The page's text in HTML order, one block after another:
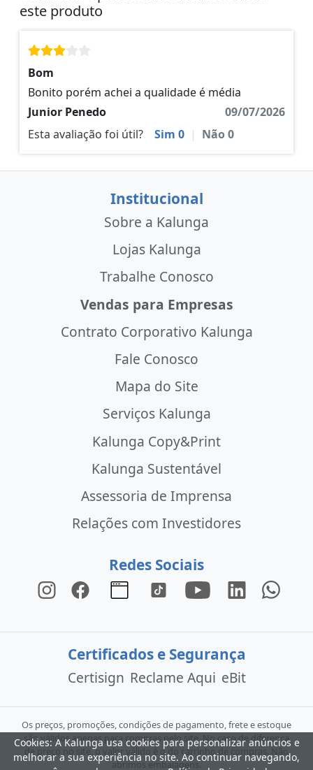
este produto
Bom
Bonito porém achei a qualidade é média
Junior Penedo
09/07/2026
Esta avaliação foi útil?
Sim 0 | Não0
Institucional
Sobre a Kalunga
Lojas Kalunga
Trabalhe Conosco
Vendas para Empresas
Contrato Corporativo Kalunga
Fale Conosco
Mapa do Site
Serviços Kalunga
Kalunga Copy&Print
Kalunga Sustentável
Assessoria de Imprensa
Relações com Investidores
Redes Sociais
Certificados e Segurança
Certisign Reclame Aqui eBit
Os preços, promoções, condições de pagamento, frete e estoque
são válidos apenas para compras pelo site. No caso de diferença
de preço no site, o valor válido é o do carrinho de compras. Não
abrimos embalagens.
Cookies: A Kalunga usa cookies para personalizar anúncios e
melhorar a sua experiência no site. Ao continuar navegando,